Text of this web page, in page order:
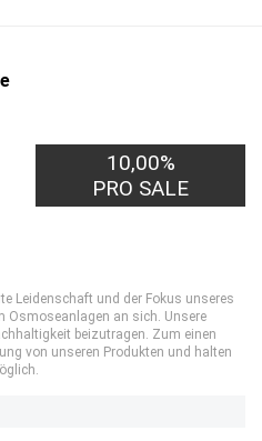
10,00%
PRO SALE
Leidenschaft und der Fokus unseres
Osmoseanlagen an sich. Unsere
beizutragen. Zum einen
von unseren Produkten und halten